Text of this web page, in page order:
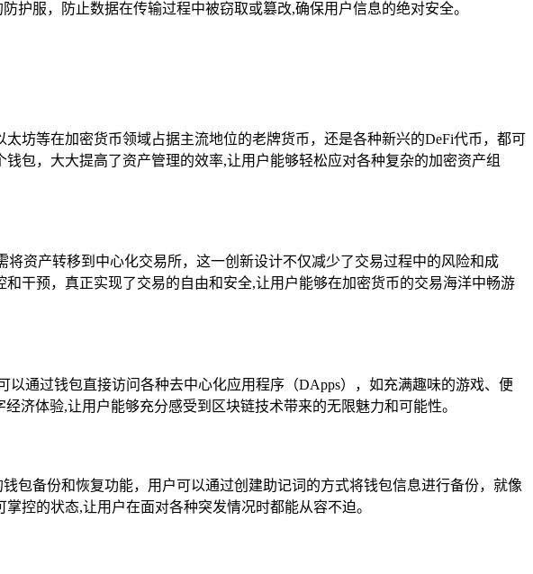
护服，防止数据在传输过程中被窃取或篡改,确保用户信息的绝对安全。
坊等在加密货币领域占据主流地位的老牌货币，还是各种新兴的DeFi代币，都可
包，大大提高了资产管理的效率,让用户能够轻松应对各种复杂的加密资产组
资产转移到中心化交易所，这一创新设计不仅减少了交易过程中的风险和成
干预，真正实现了交易的自由和安全,让用户能够在加密货币的交易海洋中畅游
通过钱包直接访问各种去中心化应用程序（DApps），如充满趣味的游戏、便
济体验,让用户能够充分感受到区块链技术带来的无限魅力和可能性。
包备份和恢复功能，用户可以通过创建助记词的方式将钱包信息进行备份，就像
控的状态,让用户在面对各种突发情况时都能从容不迫。